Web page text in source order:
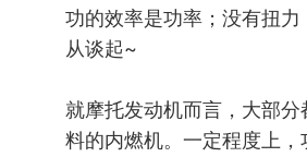
功的效率是功率；没有扭
从谈起~
就摩托发动机而言，大部
料的内燃机。一定程度上